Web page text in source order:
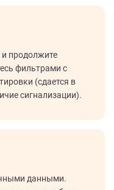
продолжите
фильтрами с
(сдается в
сигнализации).
данными.